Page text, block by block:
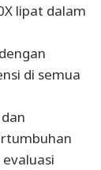
lipat dalam
di semua